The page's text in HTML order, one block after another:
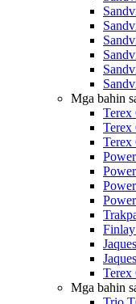
Mga bahin
Terex
Terex
Terex
Terex
Mga bahin